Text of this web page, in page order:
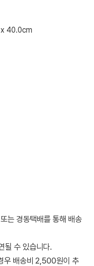
다.
x 40.0cm
는 경동택배를 통해 배송
될 수 있습니다.
우 배송비 2,500원이 추